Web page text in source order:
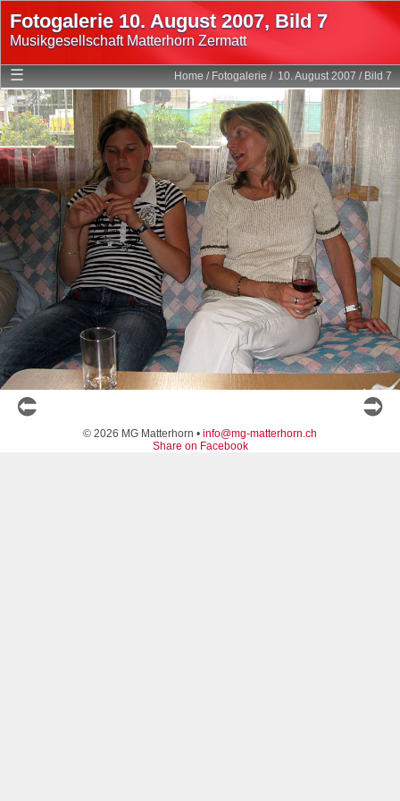
Fotogalerie 10. August 2007, Bild 7
Musikgesellschaft Matterhorn Zermatt
☰ Home / Fotogalerie / 10. August 2007 / Bild 7
Home
Mitglieder
Programm
Fotogalerie
Multimedia
Geschichte
Statuten
Links
Login
© 2026 MG Matterhorn • info@mg-matterhorn.ch
Share on Facebook